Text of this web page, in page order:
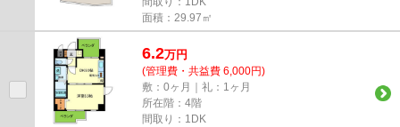
面積：29.97㎡
6.2万円
(管理費・共益費 6,000円)
敷：0ヶ月｜礼：1ヶ月
所在階：4階
間取り：1DK